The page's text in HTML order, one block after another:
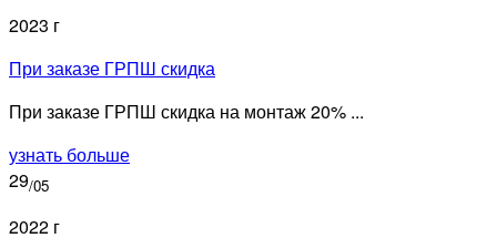
2023 г
При заказе ГРПШ скидка
При заказе ГРПШ скидка на монтаж 20% ...
узнать больше
29/05
2022 г